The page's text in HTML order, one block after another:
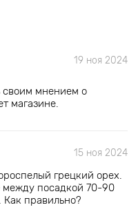
19 ноя 2024
своим мнением о
магазине.
15 ноя 2024
грецкий орех.
между посадкой 70-90
правильно?